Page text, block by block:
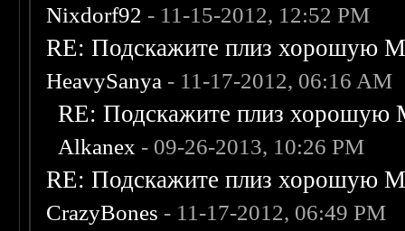
Nixdorf92 - 11-15-2012, 12:52 PM
RE: Подскажите плиз хорошую
HeavySanya - 11-17-2012, 06:16 AM
RE: Подскажите плиз хорошую
Alkanex - 09-26-2013, 10:26 PM
RE: Подскажите плиз хорошую
CrazyBones - 11-17-2012, 06:49 PM